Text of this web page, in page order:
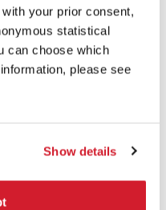
your prior consent,
statistical
can choose which
please see
Show details